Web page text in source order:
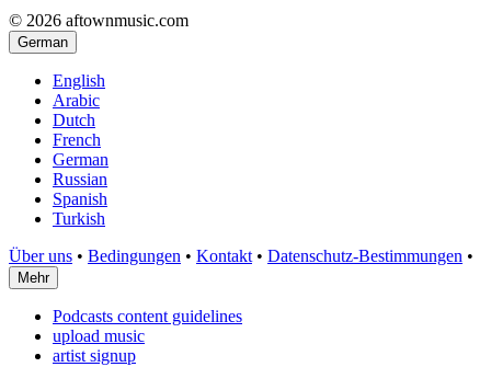
© 2026 aftownmusic.com
German
English
Arabic
Dutch
French
German
Russian
Spanish
Turkish
Über uns • Bedingungen • Kontakt • Datenschutz-Bestimmungen •
Mehr
Podcasts content guidelines
upload music
artist signup